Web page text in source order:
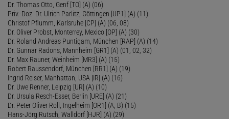
Dr. Thomas Otto, Genf [TO] (A) (06)
Priv.-Doz. Dr. Ulrich Parlitz, Göttingen [UP1] (A) (11)
Christof Pflumm, Karlsruhe [CP] (A) (06, 08)
Dr. Oliver Probst, Monterrey, Mexico [OP] (A) (30)
Dr. Roland Andreas Puntigam, München [RAP] (A) (14)
Dr. Gunnar Radons, Mannheim [GR1] (A) (01, 02, 32)
Dr. Max Rauner, Weinheim [MR3] (A) (15)
Robert Raussendorf, München [RR1] (A) (19)
Ingrid Reiser, Manhattan, USA [IR] (A) (16)
Dr. Uwe Renner, Leipzig [UR] (A) (10)
Dr. Ursula Resch-Esser, Berlin [URE] (A) (21)
Dr. Peter Oliver Roll, Ingelheim [OR1] (A, B) (15)
Hans-Jörg Rutsch, Walldorf [HJR] (A) (29)